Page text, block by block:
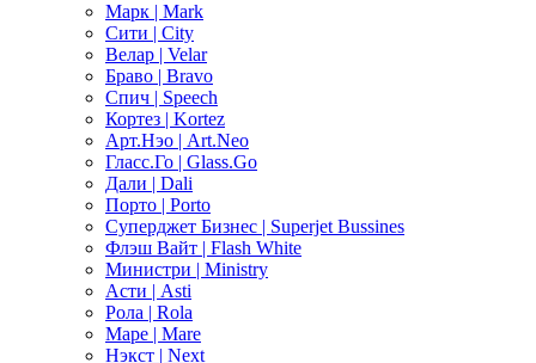
Марк | Mark
Сити | City
Велар | Velar
Браво | Bravo
Спич | Speech
Кортез | Kortez
Арт.Нэо | Art.Neo
Гласс.Го | Glass.Go
Дали | Dali
Порто | Porto
Суперджет Бизнес | Superjet Bussines
Флэш Вайт | Flash White
Министри | Ministry
Асти | Asti
Рола | Rola
Маре | Mare
Нэкст | Next